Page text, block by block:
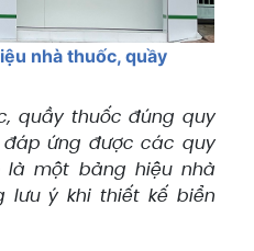
nhà thuốc, quầy
quầy thuốc đúng quy
ứng được các quy
là một bảng hiệu nhà
lưu ý khi thiết kế biển